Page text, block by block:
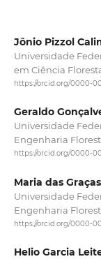
Jônio Pizzol
Universidade
em Ciência
https://orcid.org/0000-
Geraldo
Universidade
Engenharia
https://orcid.org/0000-
Maria das
Universidade
Engenharia
https://orcid.org/0000-
Helio Garcia